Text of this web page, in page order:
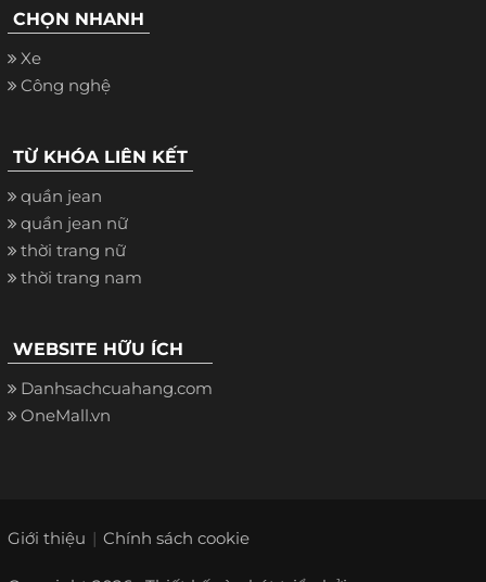
CHỌN NHANH
Xe
Công nghệ
TỪ KHÓA LIÊN KẾT
quần jean
quần jean nữ
thời trang nữ
thời trang nam
WEBSITE HỮU ÍCH
Danhsachcuahang.com
OneMall.vn
Giới thiệu Chính sách cookie